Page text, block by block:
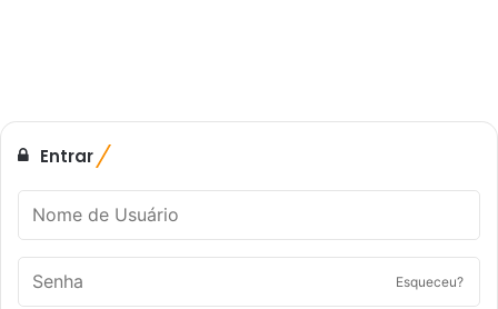
Entrar
Esqueceu?